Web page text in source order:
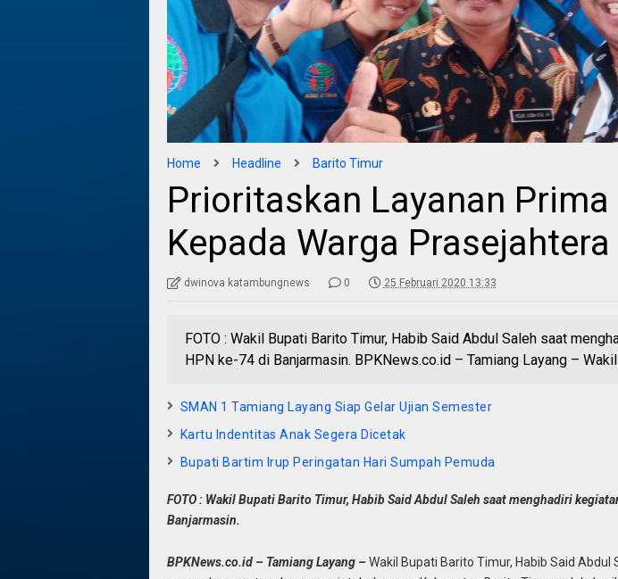
Home Headline Barito Timur
Prioritaskan Layanan Prima
Kepada Warga Prasejahtera
dwinova katambungnews 0 25 Februari 2020 13:33
FOTO : Wakil Bupati Barito Timur, Habib Said Abdul Saleh saat
HPN ke-74 di Banjarmasin. BPKNews.co.id – Tamiang Layang – Wakil
SMAN 1 Tamiang Layang Siap Gelar Ujian Semester
Kartu Indentitas Anak Segera Dicetak
Bupati Bartim Irup Peringatan Hari Sumpah Pemuda
FOTO : Wakil Bupati Barito Timur, Habib Said Abdul Saleh saat menghadiri
Banjarmasin.
BPKNews.co.id – Tamiang Layang – Wakil Bupati Barito Timur, Habib Said Abdul